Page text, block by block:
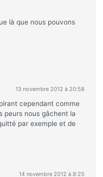
là que nous pouvons
13 novembre 2012 à 20:58
cependant comme
peurs nous gâchent la
par exemple et de
14 novembre 2012 à 8:25